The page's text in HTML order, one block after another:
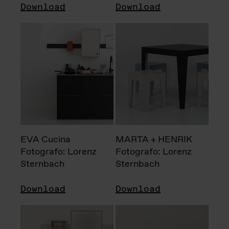
Download Download
EVA Cucina
Fotografo: Lorenz
Sternbach
Download
MARTA + HENRIK
Fotografo: Lorenz
Sternbach
Download